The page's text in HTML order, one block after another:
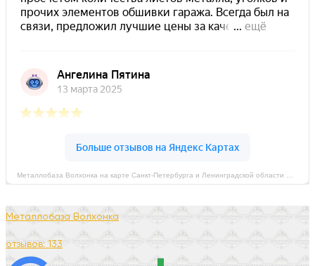
Металлобаза Волхонка
отзывов: 133